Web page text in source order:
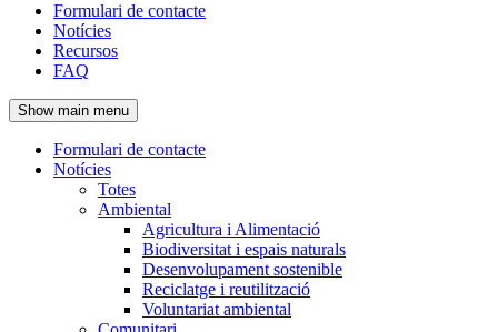
Navegació
principal
de
l'encapçalament
Formulari de contacte
Notícies
Recursos
FAQ
Show main menu
Navegació
principal
Formulari de contacte
Notícies
Totes
Ambiental
Agricultura i Alimentació
Biodiversitat i espais naturals
Desenvolupament sostenible
Reciclatge i reutilització
Voluntariat ambiental